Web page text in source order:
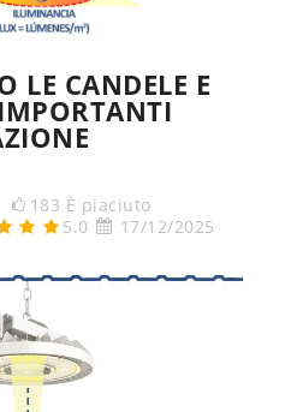
LE CANDELE E
183 È piaciuto
5.0 17/12/2025